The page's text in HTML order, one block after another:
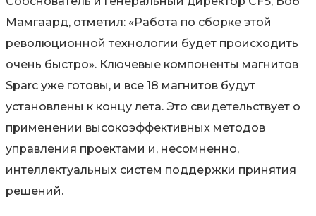
Мамгаард, отметил: «Работа по сборке этой
революционной технологии будет происходить
очень быстро». Ключевые компоненты магнитов
Sparc уже готовы, и все 18 магнитов будут
установлены к концу лета. Это свидетельствует о
применении высокоэффективных методов
управления проектами и, несомненно,
интеллектуальных систем поддержки принятия
решений.